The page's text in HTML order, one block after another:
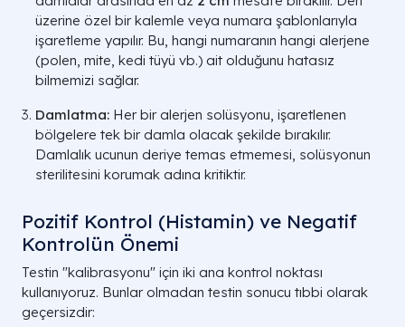
üzerine özel bir kalemle veya numara şablonlarıyla
işaretleme yapılır. Bu, hangi numaranın hangi alerjene
(polen, mite, kedi tüyü vb.) ait olduğunu hatasız
bilmemizi sağlar.
Damlatma: Her bir alerjen solüsyonu, işaretlenen
bölgelere tek bir damla olacak şekilde bırakılır.
Damlalık ucunun deriye temas etmemesi, solüsyonun
sterilitesini korumak adına kritiktir.
Pozitif Kontrol (Histamin) ve Negatif
Kontrolün Önemi
Testin "kalibrasyonu" için iki ana kontrol noktası
kullanıyoruz. Bunlar olmadan testin sonucu tıbbi olarak
geçersizdir: